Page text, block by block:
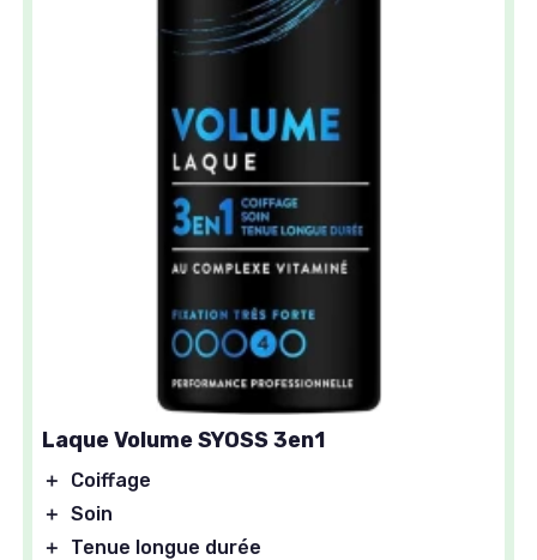
Laque Volume SYOSS 3en1
＋
Coiffage
＋ Soin
＋
Tenue longue durée